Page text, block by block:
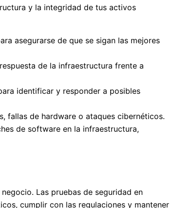
y la integridad de tus activos
asegurarse de que se sigan las mejores
de la infraestructura frente a
identificar y responder a posibles
fallas de hardware o ataques cibernéticos.
de software en la infraestructura,
Las pruebas de seguridad en
cumplir con las regulaciones y mantener